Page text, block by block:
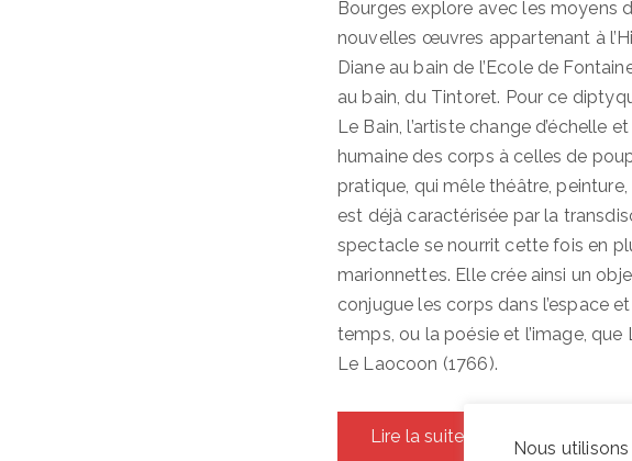
Bourges explore avec les moyens
nouvelles œuvres appartenant à
Diane au bain de l’Ecole de
au bain, du Tintoret. Pour ce
Le Bain, l’artiste change d’échelle
humaine des corps à celles de
pratique, qui mêle théâtre, peinture,
est déjà caractérisée par la
spectacle se nourrit cette fois en
marionnettes. Elle crée ainsi un
conjugue les corps dans l’espace
temps, ou la poésie et l’image,
Le Laocoon (1766).
Lire la suite
Nous